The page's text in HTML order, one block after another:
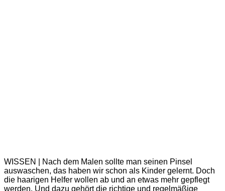
WISSEN | Nach dem Malen sollte man seinen Pinsel
auswaschen, das haben wir schon als Kinder gelernt. Doch
die haarigen Helfer wollen ab und an etwas mehr gepflegt
werden. Und dazu gehört die richtige und regelmäßige